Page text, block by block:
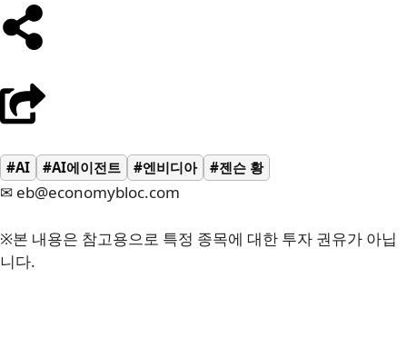
#AI #AI에이전트 #엔비디아 #젠슨 황
✉ eb@economybloc.com
※본 내용은 참고용으로 특정 종목에 대한 투자 권유가 아닙
니다.